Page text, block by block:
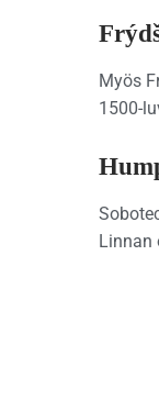
Myös
1500-
Linnan